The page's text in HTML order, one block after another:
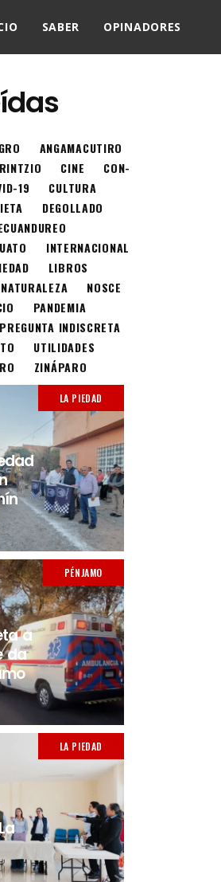
SABER OPINADORES
ANGAMACUTIRO
CINE
CON-
19
CULTURA
DEGOLLADO
INTERNACIONAL
LIBROS
NATURALEZA
NOSCE
PANDEMIA
PREGUNTA INDISCRETA
UTILIDADES
ZINÁPARO
LA PIEDAD
PÉNJAMO
a
da
LA PIEDAD